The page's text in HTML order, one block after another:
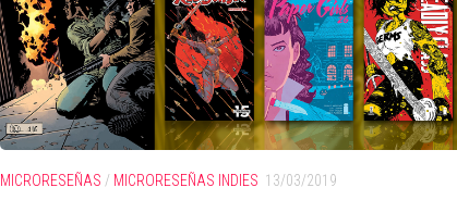
MICRORESEÑAS / MICRORESEÑAS INDIES 13/03/2019